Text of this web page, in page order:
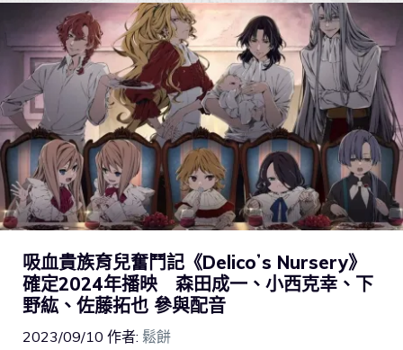
吸血貴族育兒奮鬥記《Delicoʼs Nursery》
確定2024年播映 森田成一、小西克幸、下
野紘、佐藤拓也 參與配音
2023/09/10 作者: 鬆餅